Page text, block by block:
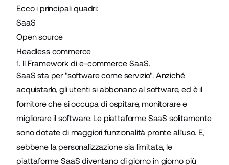
Ecco i principali quadri:
SaaS
Open source
Headless commerce
1. Il Framework di e-commerce SaaS.
SaaS sta per "software come servizio". Anziché
acquistarlo, gli utenti si abbonano al software, ed è il
fornitore che si occupa di ospitare, monitorare e
migliorare il software. Le piattaforme SaaS solitamente
sono dotate di maggiori funzionalità pronte all'uso. E,
sebbene la personalizzazione sia limitata, le
piattaforme SaaS diventano di giorno in giorno più